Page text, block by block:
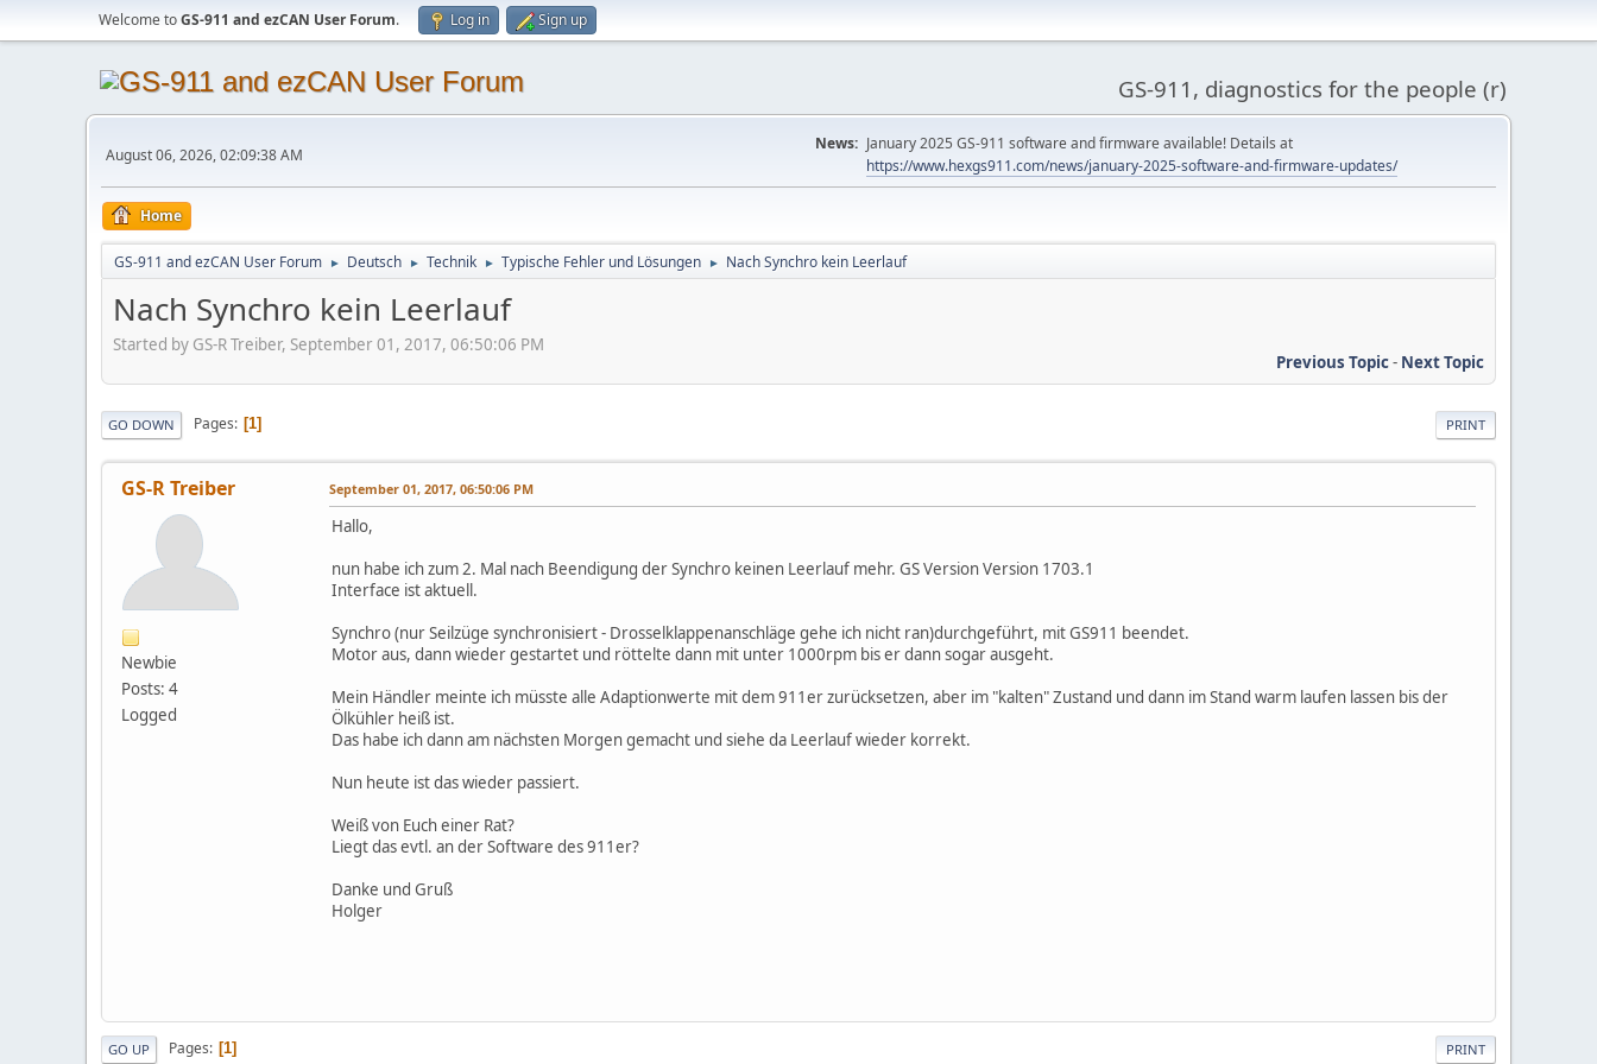
Welcome toGS-911 and ezCAN User Forum. Log in Sign up
GS-911, diagnostics for the people (r)
August 06, 2026, 02:09:38 AM
News: January 2025 GS-911 software and firmware available! Details at
https://www.hexgs911.com/news/january-2025-software-and-firmware-updates/
Home
GS-911 and ezCAN User Forum ► Deutsch ► Technik ► Typische Fehler und Lösungen ► Nach Synchro kein Leerlauf
Nach Synchro kein Leerlauf
Started by GS-R Treiber, September 01, 2017, 06:50:06 PM
Previous Topic- Next Topic
PRINT
GO DOWN Pages 1
GS-R Treiber
Newbie
Posts: 4
Logged
September 01, 2017, 06:50:06 PM
Hallo,
nun habe ich zum 2. Mal nach Beendigung der Synchro keinen Leerlauf mehr. GS Version Version 1703.1
Interface ist aktuell.
Synchro (nur Seilzüge synchronisiert - Drosselklappenanschläge gehe ich nicht ran)durchgeführt, mit GS911 beendet.
Motor aus, dann wieder gestartet und röttelte dann mit unter 1000rpm bis er dann sogar ausgeht.
Mein Händler meinte ich müsste alle Adaptionwerte mit dem 911er zurücksetzen, aber im "kalten" Zustand und dann im Stand warm laufen lassen bis der
Ölkühler heiß ist.
Das habe ich dann am nächsten Morgen gemacht und siehe da Leerlauf wieder korrekt.
Nun heute ist das wieder passiert.
Weiß von Euch einer Rat?
Liegt das evtl. an der Software des 911er?
Danke und Gruß
Holger
PRINT
GO UP Pages 1